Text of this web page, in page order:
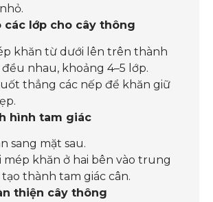
các lớp cho cây thông
khăn từ dưới lên trên thành
nhau, khoảng 4–5 lớp.
thẳng các nếp để khăn giữ
hình tam giác
sang mặt sau.
mép khăn ở hai bên vào trung
thành tam giác cân.
thiện cây thông